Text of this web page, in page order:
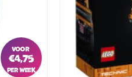
€4,75